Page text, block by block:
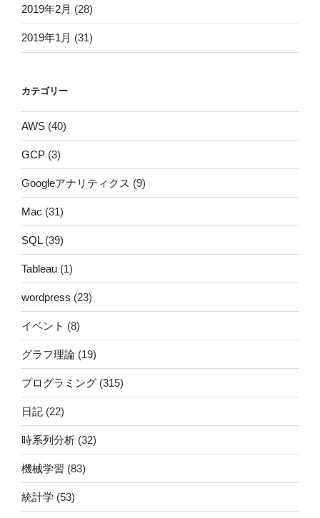
2019年2月 (28)
2019年1月 (31)
カテゴリー
AWS (40)
GCP (3)
Googleアナリティクス (9)
Mac (31)
SQL(39)
Tableau (1)
wordpress (23)
イベント (8)
グラフ理論 (19)
プログラミング (315)
日記 (22)
時系列分析 (32)
機械学習 (83)
統計学 (53)